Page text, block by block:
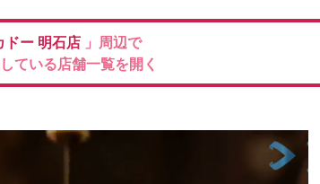
ドー 明石店 」周辺で
ている店舗一覧を開く